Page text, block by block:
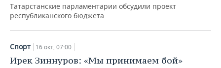
Татарстанские парламентарии обсудили проект
республиканского бюджета
Спорт 16 окт, 07:00
Ирек Зиннуров: «Мы принимаем бой»